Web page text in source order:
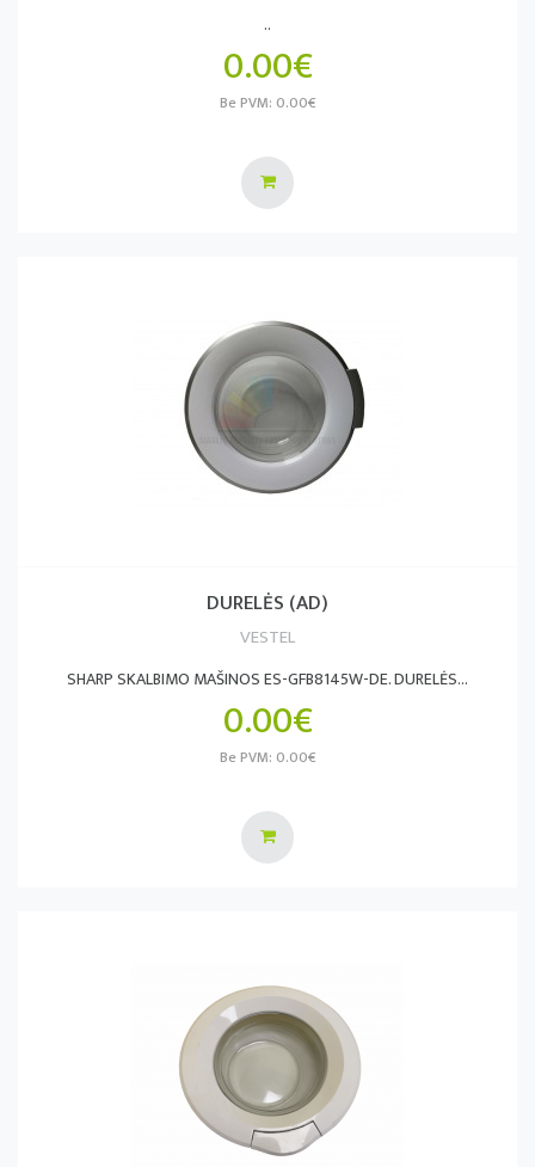
..
0.00€
Be PVM: 0.00€
DURELĖS (AD)
VESTEL
SHARP SKALBIMO MAŠINOS ES-GFB8145W-DE. DURELĖS...
0.00€
Be PVM: 0.00€